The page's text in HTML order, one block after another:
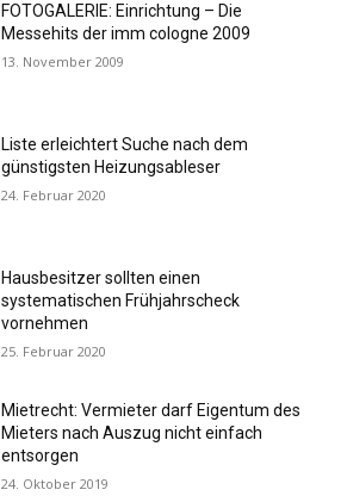
FOTOGALERIE: Einrichtung – Die
Messehits der imm cologne 2009
13. November 2009
Liste erleichtert Suche nach dem
günstigsten Heizungsableser
24. Februar 2020
Hausbesitzer sollten einen
systematischen Frühjahrscheck
vornehmen
25. Februar 2020
Mietrecht: Vermieter darf Eigentum des
Mieters nach Auszug nicht einfach
entsorgen
24. Oktober 2019